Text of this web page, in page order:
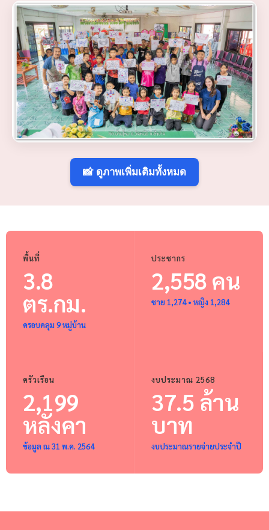
📸 ดูภาพเพิ่มเติมทั้งหมด
พื้นที่
3.8
ตร.กม.
ครอบคลุม 9 หมู่บ้าน
ประชากร
2,558 คน
ชาย 1,274 • หญิง 1,284
ครัวเรือน
2,199
หลังคา
ข้อมูล ณ 31 พ.ค. 2564
งบประมาณ 2568
37.5 ล้าน
บาท
งบประมาณรายจ่ายประจำปี